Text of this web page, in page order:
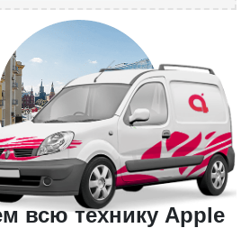
всю технику Apple